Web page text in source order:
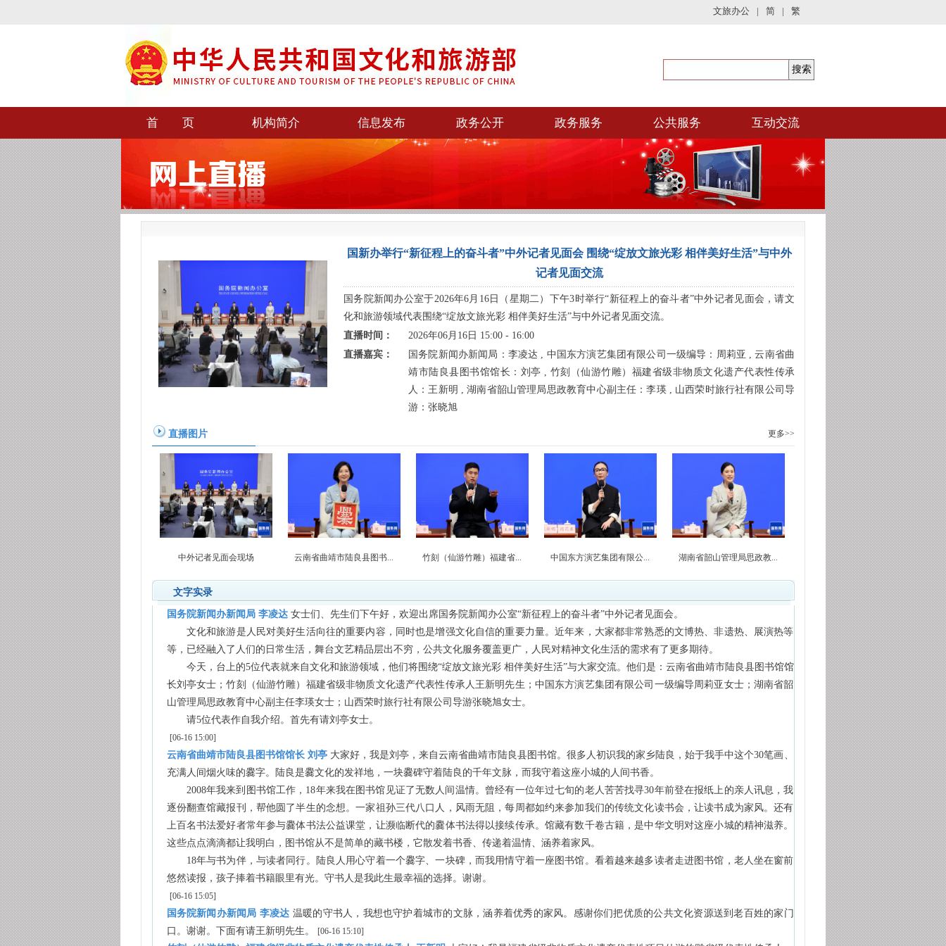
文旅办公 | 简 | 繁
首 页 机构简介 信息发布 政务公开 政务服务 公共服务 互动交流
国新办举行“新征程上的奋斗者”中外记者见面会 围绕“绽放文旅光彩 相伴美好生活”与中外
记者见面交流
国务院新闻办公室于2026年6月16日（星期二）下午3时举行“新征程上的奋斗者”中外记者见面会，请文
化和旅游领域代表围绕“绽放文旅光彩 相伴美好生活”与中外记者见面交流。
直播时间：
2026年06月16日 15:00 - 16:00
直播嘉宾：
国务院新闻办新闻局：李凌达 , 中国东方演艺集团有限公司一级编导：周莉亚 , 云南省曲
靖市陆良县图书馆馆长：刘亭 , 竹刻（仙游竹雕）福建省级非物质文化遗产代表性传承
人：王新明 , 湖南省韶山管理局思政教育中心副主任：李瑛 , 山西荣时旅行社有限公司导
游：张晓旭
直播图片 更多>>
中外记者见面会现场 云南省曲靖市陆良县图书... 竹刻（仙游竹雕）福建省... 中国东方演艺集团有限公... 湖南省韶山管理局思政教...
文字实录
国务院新闻办新闻局 李凌达 女士们、先生们下午好，欢迎出席国务院新闻办公室“新征程上的奋斗者”中外记者见面会。
文化和旅游是人民对美好生活向往的重要内容，同时也是增强文化自信的重要力量。近年来，大家都非常熟悉的文博热、非遗热、展演热等
等，已经融入了人们的日常生活，舞台文艺精品层出不穷，公共文化服务覆盖更广，人民对精神文化生活的需求有了更多期待。
今天，台上的5位代表就来自文化和旅游领域，他们将围绕“绽放文旅光彩 相伴美好生活”与大家交流。他们是：云南省曲靖市陆良县图书馆馆
长刘亭女士；竹刻（仙游竹雕）福建省级非物质文化遗产代表性传承人王新明先生；中国东方演艺集团有限公司一级编导周莉亚女士；湖南省韶
山管理局思政教育中心副主任李瑛女士；山西荣时旅行社有限公司导游张晓旭女士。
请5位代表作自我介绍。首先有请刘亭女士。
[06-16 15:00]
云南省曲靖市陆良县图书馆馆长 刘亭 大家好，我是刘亭，来自云南省曲靖市陆良县图书馆。很多人初识我的家乡陆良，始于我手中这个30笔画、
充满人间烟火味的爨字。陆良是爨文化的发祥地，一块爨碑守着陆良的千年文脉，而我守着这座小城的人间书香。
2008年我来到图书馆工作，18年来我在图书馆见证了无数人间温情。曾经有一位年过七旬的老人苦苦找寻30年前登在报纸上的亲人讯息，我
逐份翻查馆藏报刊，帮他圆了半生的念想。一家祖孙三代八口人，风雨无阻，每周都如约来参加我们的传统文化读书会，让读书成为家风。还有
上百名书法爱好者常年参与爨体书法公益课堂，让濒临断代的爨体书法得以接续传承。馆藏有数千卷古籍，是中华文明对这座小城的精神滋养。
这些点点滴滴都让我明白，图书馆从不是简单的藏书楼，它散发着书香、传递着温情、涵养着家风。
18年与书为伴，与读者同行。陆良人用心守着一个爨字、一块碑，而我用情守着一座图书馆。看着越来越多读者走进图书馆，老人坐在窗前
悠然读报，孩子捧着书籍眼里有光。守书人是我此生最幸福的选择。谢谢。
[06-16 15:05]
国务院新闻办新闻局 李凌达 温暖的守书人，我想也守护着城市的文脉，涵养着优秀的家风。感谢你们把优质的公共文化资源送到老百姓的家门
口。谢谢。下面有请王新明先生。
[06-16 15:10]